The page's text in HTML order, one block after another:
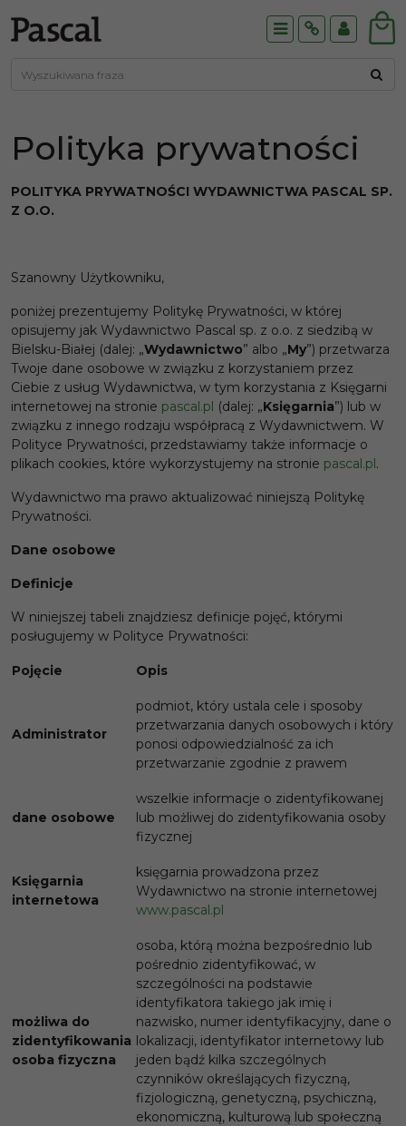
MenuInfoPanel
Polityka prywatności
POLITYKA PRYWATNOŚCI WYDAWNICTWA PASCAL SP.
Z O.O.
Szanowny Użytkowniku,
poniżej prezentujemy Politykę Prywatności, w której
opisujemy jak Wydawnictwo Pascal sp. z o.o. z siedzibą w
Bielsku-Białej (dalej: „Wydawnictwo” albo „My”) przetwarza
Twoje dane osobowe w związku z korzystaniem przez
Ciebie z usług Wydawnictwa, w tym korzystania z Księgarni
internetowej na stronie pascal.pl (dalej: „Księgarnia”) lub w
związku z innego rodzaju współpracą z Wydawnictwem. W
Polityce Prywatności, przedstawiamy także informacje o
plikach cookies, które wykorzystujemy na stronie pascal.pl.
Wydawnictwo ma prawo aktualizować niniejszą Politykę
Prywatności.
Dane osobowe
Definicje
W niniejszej tabeli znajdziesz definicje pojęć, którymi
posługujemy w Polityce Prywatności:
Pojęcie Opis
Administrator
podmiot, który ustala cele i sposoby
przetwarzania danych osobowych i który
ponosi odpowiedzialność za ich
przetwarzanie zgodnie z prawem
dane osobowe
wszelkie informacje o zidentyfikowanej
lub możliwej do zidentyfikowania osoby
fizycznej
Księgarnia
internetowa
księgarnia prowadzona przez
Wydawnictwo na stronie internetowej
www.pascal.pl
możliwa do
zidentyfikowania
osoba fizyczna
osoba, którą można bezpośrednio lub
pośrednio zidentyfikować, w
szczególności na podstawie
identyfikatora takiego jak imię i
nazwisko, numer identyfikacyjny, dane o
lokalizacji, identyfikator internetowy lub
jeden bądź kilka szczególnych
czynników określających fizyczną,
fizjologiczną, genetyczną, psychiczną,
ekonomiczną, kulturową lub społeczną